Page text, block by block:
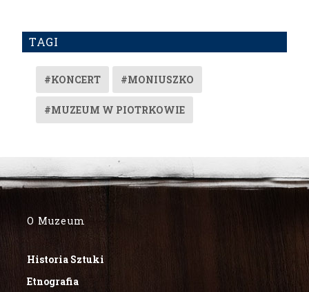
TAGI
#KONCERT #MONIUSZKO
#MUZEUM W PIOTRKOWIE
O Muzeum
Historia Sztuki
Etnografia